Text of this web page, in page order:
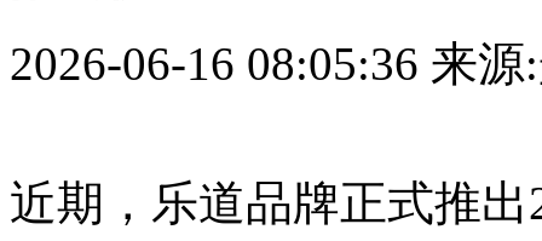
2026-06-16 08:05:36 来源
近期，乐道品牌正式推